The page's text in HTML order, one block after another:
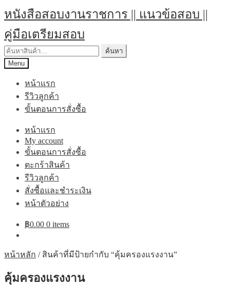
Skip
to
navigation
Skip
to
content
หนังสือสอบงานราชการ || แนวข้อสอบ ||
คู่มือเตรียมสอบ
ค้นหา:
ค้นหา
Menu
หน้าแรก
รีวิวลูกค้า
ขั้นตอนการสั่งซื้อ
หน้าแรก
My account
ขั้นตอนการสั่งซื้อ
ตะกร้าสินค้า
รีวิวลูกค้า
สั่งซื้อและชำระเงิน
หน้าตัวอย่าง
฿0.00 0 items
หน้าหลัก / สินค้าที่มีป้ายกำกับ “คุ้มครองแรงงาน”
คุ้มครองแรงงาน